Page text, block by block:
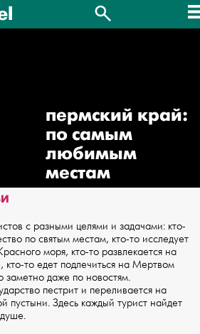
пермский край:
по самым
любимым
местам
с разными целями и задачами: кто-
по святым местам, кто-то исследует
моря, кто-то развлекается на
кто-то едет подлечиться на Мертвом
заметно даже по новостям.
пестрит и переливается на
пустыни. Здесь каждый турист найдет